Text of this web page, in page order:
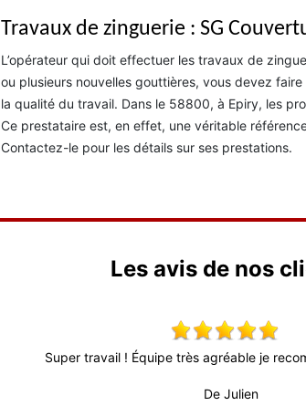
Travaux de zinguerie : SG
L’opérateur qui doit effectuer les travaux de
ou plusieurs nouvelles gouttières, vous devez
la qualité du travail. Dans le 58800, à Epiry, les
Ce prestataire est, en effet, une véritable
Contactez-le pour les détails sur ses prestations.
Les avis de nos
Super travail ! Équipe très agréable je
De Julien